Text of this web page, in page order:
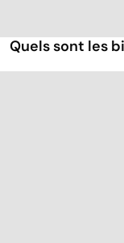
Quels sont les